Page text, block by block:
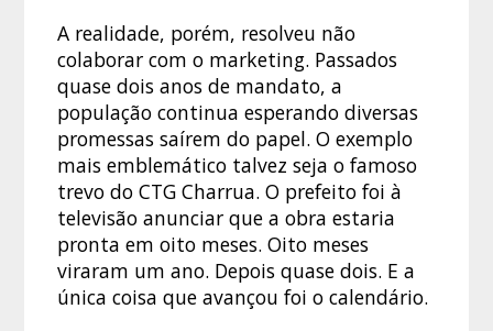
A realidade, porém, resolveu não
colaborar com o marketing. Passados
quase dois anos de mandato, a
população continua esperando diversas
promessas saírem do papel. O exemplo
mais emblemático talvez seja o famoso
trevo do CTG Charrua. O prefeito foi à
televisão anunciar que a obra estaria
pronta em oito meses. Oito meses
viraram um ano. Depois quase dois. E a
única coisa que avançou foi o calendário.